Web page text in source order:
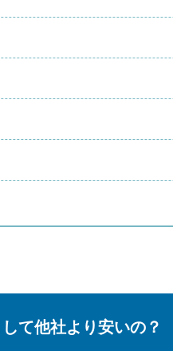
て他社より安いの？